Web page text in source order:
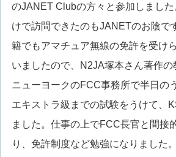
のJANET Clubの方々と参加しまし
けで訪問できたのもJANETのお陰で
籍でもアマチュア無線の免許を受け
いましたので、N2JA塚本さん著作の
ニューヨークのFCC事務所で半日の
エキストラ級までの試験をうけて、
ました。仕事の上でFCC長官と間接
り、免許制度など勉強になりました